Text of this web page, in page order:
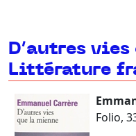
D’autres
Littérature
Folio,